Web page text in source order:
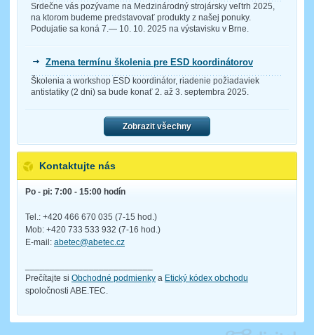
Srdečne vás pozývame na Medzinárodný strojársky veľtrh 2025,
na ktorom budeme predstavovať produkty z našej ponuky.
Podujatie sa koná 7.— 10. 10. 2025 na výstavisku v Brne.
Zmena termínu školenia pre ESD koordinátorov
Školenia a workshop ESD koordinátor, riadenie požiadaviek
antistatiky (2 dni) sa bude konať 2. až 3. septembra 2025.
Zobrazit všechny
Kontaktujte nás
Po - pi: 7:00 - 15:00 hodín
Tel.: +420 466 670 035 (7-15 hod.)
Mob: +420 733 533 932 (7-16 hod.)
E-mail: abetec@abetec.cz
Prečítajte si Obchodné podmienky a Etický kódex obchodu
spoločnosti ABE.TEC.